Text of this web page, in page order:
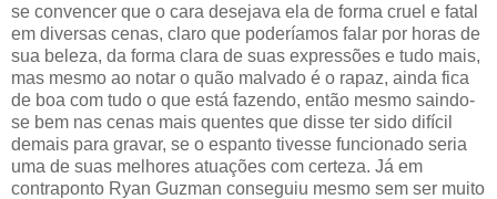
se convencer que o cara desejava ela de forma cruel e fatal
em diversas cenas, claro que poderíamos falar por horas de
sua beleza, da forma clara de suas expressões e tudo mais,
mas mesmo ao notar o quão malvado é o rapaz, ainda fica
de boa com tudo o que está fazendo, então mesmo saindo-
se bem nas cenas mais quentes que disse ter sido difícil
demais para gravar, se o espanto tivesse funcionado seria
uma de suas melhores atuações com certeza. Já em
contraponto Ryan Guzman conseguiu mesmo sem ser muito